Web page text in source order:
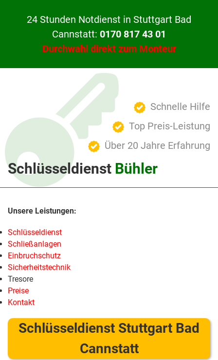
24 Stunden Notdienst in Stuttgart Bad
Cannstatt: 0170 817 43 01
Durchwahl direkt zum Monteur
Schnelle Hilfe
Top Preis-Leistung
Über 20 Jahre Erfahrung
Schlüsseldienst Bühler
Schlüsseldienst
Schließanlagen
Einbruchschutz
Sicherheitstechnik
Tresore
Preise
Kontakt
Schlüsseldienst Stuttgart Bad
Cannstatt